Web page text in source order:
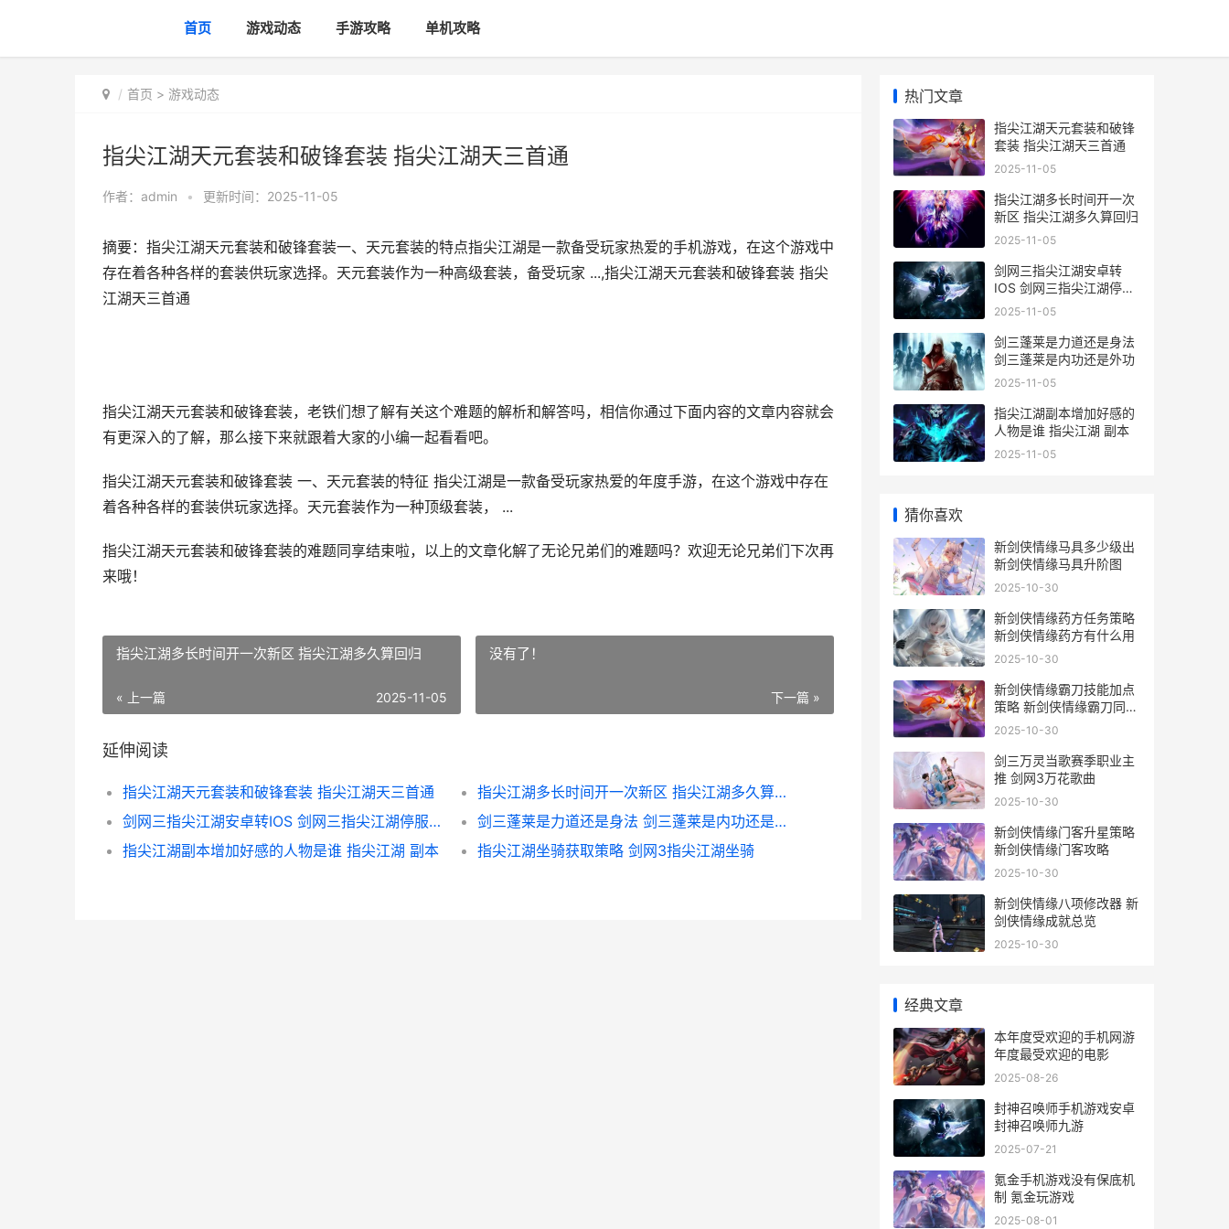
首页 游戏动态 手游攻略 单机攻略
首页 > 游戏动态
指尖江湖天元套装和破锋套装 指尖江湖天三首通
作者： admin • 更新时间：2025-11-05
摘要：指尖江湖天元套装和破锋套装一、天元套装的特点指尖江湖是一款备受玩家热爱的手机游戏，在这个游戏中
存在着各种各样的套装供玩家选择。天元套装作为一种高级套装，备受玩家 ...,指尖江湖天元套装和破锋套装 指尖
江湖天三首通
指尖江湖天元套装和破锋套装，老铁们想了解有关这个难题的解析和解答吗，相信你通过下面内容的文章内容就会
有更深入的了解，那么接下来就跟着大家的小编一起看看吧。
指尖江湖天元套装和破锋套装 一、天元套装的特征 指尖江湖是一款备受玩家热爱的年度手游，在这个游戏中存在
着各种各样的套装供玩家选择。天元套装作为一种顶级套装， ...
指尖江湖天元套装和破锋套装的难题同享结束啦，以上的文章化解了无论兄弟们的难题吗？欢迎无论兄弟们下次再
来哦！
指尖江湖多长时间开一次新区 指尖江湖多久算回归
« 上一篇 2025-11-05
没有了！
下一篇 »
延伸阅读
指尖江湖天元套装和破锋套装 指尖江湖天三首通
指尖江湖多长时间开一次新区 指尖江湖多久算回归
剑网三指尖江湖安卓转IOS 剑网三指尖江湖停服了吗
剑三蓬莱是力道还是身法 剑三蓬莱是内功还是外功
指尖江湖副本增加好感的人物是谁 指尖江湖 副本
指尖江湖坐骑获取策略 剑网3指尖江湖坐骑
热门文章
指尖江湖天元套装和破锋
套装 指尖江湖天三首通
2025-11-05
指尖江湖多长时间开一次
新区 指尖江湖多久算回归
2025-11-05
剑网三指尖江湖安卓转
IOS 剑网三指尖江湖停服
了吗
2025-11-05
剑三蓬莱是力道还是身法
剑三蓬莱是内功还是外功
2025-11-05
指尖江湖副本增加好感的
人物是谁 指尖江湖 副本
2025-11-05
猜你喜欢
新剑侠情缘马具多少级出
新剑侠情缘马具升阶图
2025-10-30
新剑侠情缘药方任务策略
新剑侠情缘药方有什么用
2025-10-30
新剑侠情缘霸刀技能加点
策略 新剑侠情缘霸刀同伴
搭配
2025-10-30
剑三万灵当歌赛季职业主
推 剑网3万花歌曲
2025-10-30
新剑侠情缘门客升星策略
新剑侠情缘门客攻略
2025-10-30
新剑侠情缘八项修改器 新
剑侠情缘成就总览
2025-10-30
经典文章
本年度受欢迎的手机网游
年度最受欢迎的电影
2025-08-26
封神召唤师手机游戏安卓
封神召唤师九游
2025-07-21
氪金手机游戏没有保底机
制 氪金玩游戏
2025-08-01